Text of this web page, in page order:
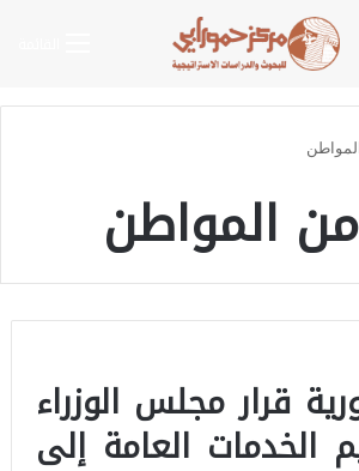
من المواطن
قرار مجلس الوزراء
الخدمات العامة إلى